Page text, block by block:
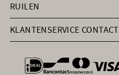
RUILEN
KLANTENSERVICE CONTACT
general.paymentOptions